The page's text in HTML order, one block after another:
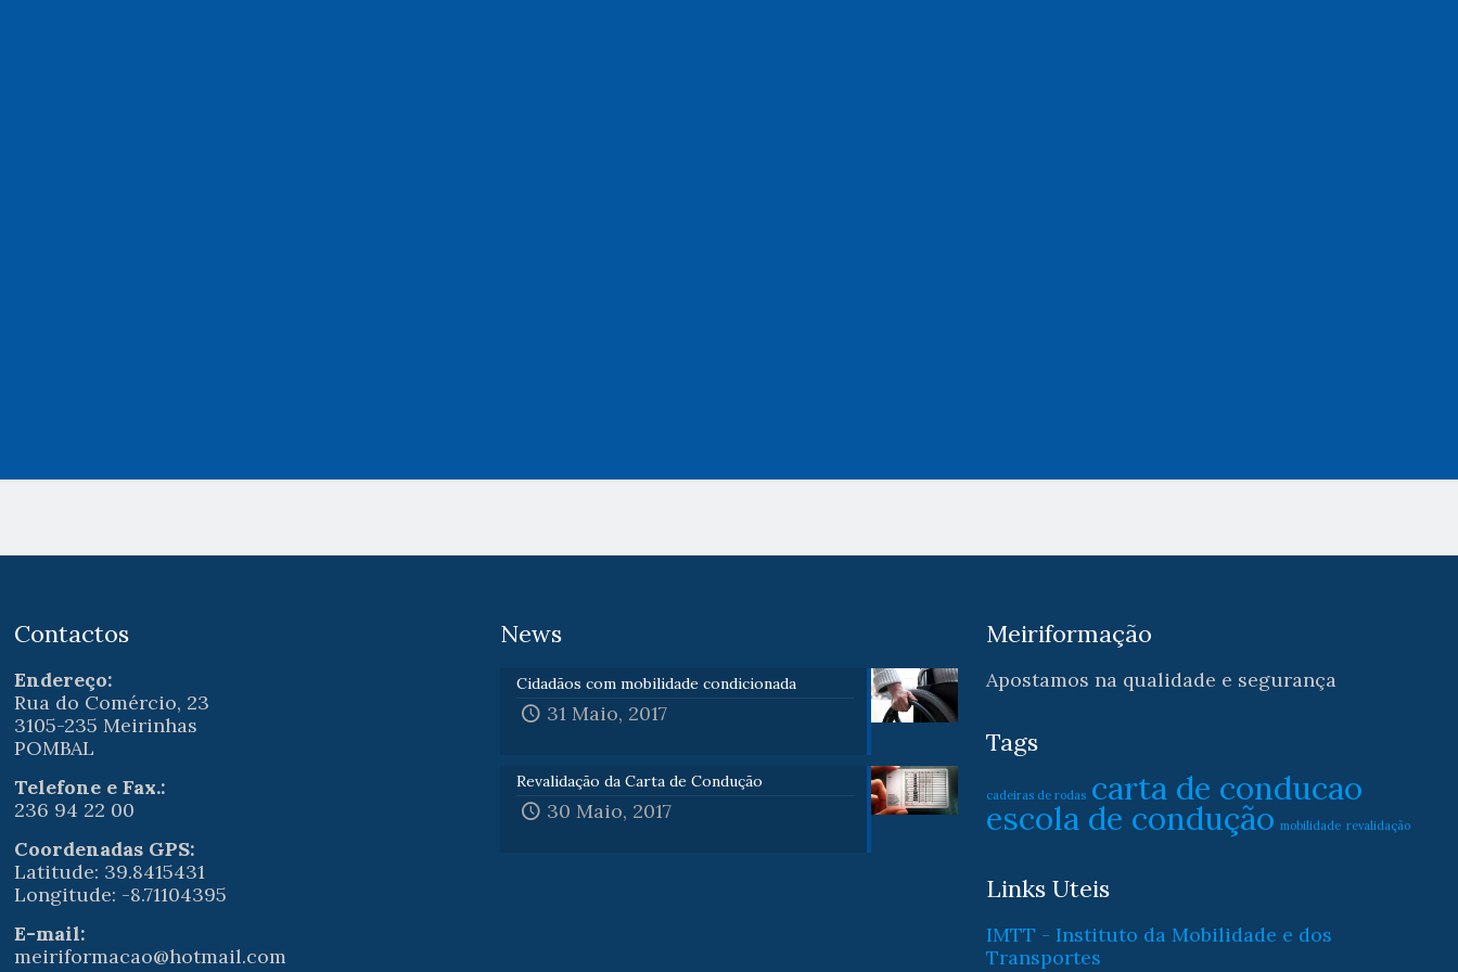
Contactos
Endereço:
Rua do Comércio, 23
3105-235 Meirinhas
POMBAL
Telefone e Fax.:
236 94 22 00
Coordenadas GPS:
Latitude: 39.8415431
Longitude: -8.71104395
E-mail:
meiriformacao@hotmail.com
News
Cidadãos com mobilidade condicionada
31 Maio, 2017
Revalidação da Carta de Condução
30 Maio, 2017
Meiriformação
Apostamos na qualidade e segurança
Tags
cadeiras de rodas carta de conducao
escola de condução mobilidade revalidação
Links Uteis
IMTT - Instituto da Mobilidade e dos
Transportes